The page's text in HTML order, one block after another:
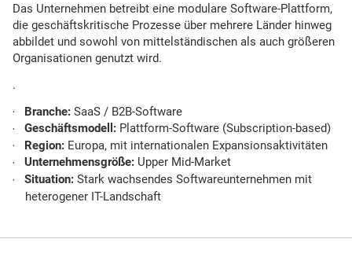
Das Unternehmen betreibt eine modulare Software-Plattform,
die geschäftskritische Prozesse über mehrere Länder hinweg
abbildet und sowohl von mittelständischen als auch größeren
Organisationen genutzt wird.
.
Branche: SaaS / B2B-Software
Geschäftsmodell: Plattform-Software (Subscription-based)
Region: Europa, mit internationalen Expansionsaktivitäten
Unternehmensgröße: Upper Mid-Market
Situation: Stark wachsendes Softwareunternehmen mit
heterogener IT-Landschaft